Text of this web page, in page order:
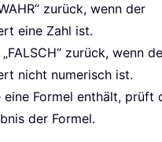
zurück, wenn der
eine Zahl ist.
zurück, wenn
nicht numerisch ist.
eine Formel enthält, prüft
der Formel.